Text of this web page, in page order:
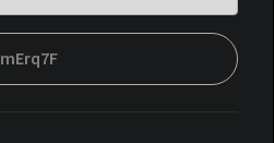
mErq7F